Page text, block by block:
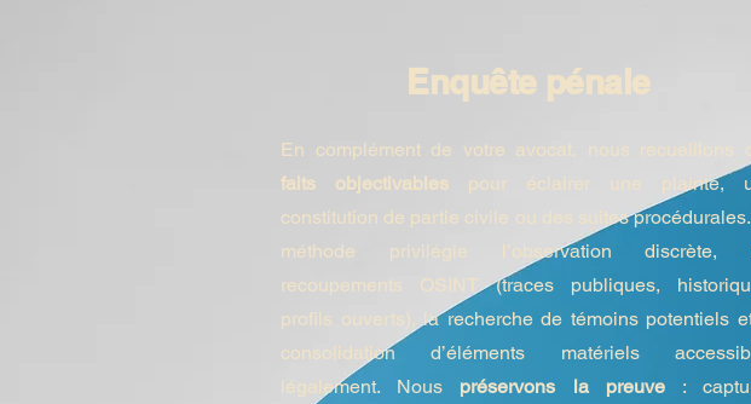
Enquête pénale
En complément de votre avocat, nous recueillons
faits objectivables pour éclairer une plainte,
constitution de partie civile ou des suites
méthode privilégie l’observation discrète,
recoupements OSINT (traces publiques,
profils ouverts), la recherche de témoins potentiels
consolidation d’éléments matériels
légalement. Nous préservons la preuve: